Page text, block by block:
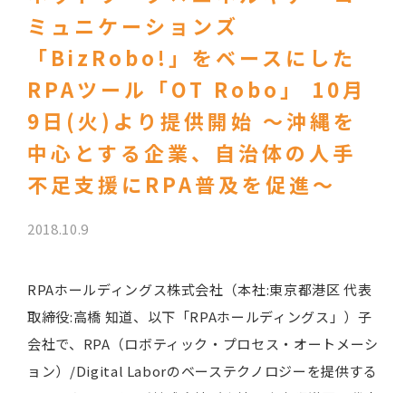
ミュニケーションズ
「BizRobo!」をベースにした
RPAツール「OT Robo」 10月
9日(火)より提供開始 ～沖縄を
中心とする企業、自治体の人手
不足支援にRPA普及を促進～
2018.10.9
RPAホールディングス株式会社（本社:東京都港区 代表
取締役:高橋 知道、以下「RPAホールディングス」）子
会社で、RPA（ロボティック・プロセス・オートメーシ
ョン）/Digital Laborのベーステクノロジーを提供する